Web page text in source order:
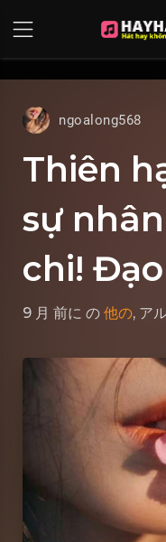
ngoalong568
Thiên
sự
chi! Đạo
9 月 前に の 他の, ア